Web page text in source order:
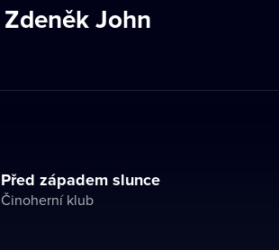
Zdeněk John
Před západem slunce
Činoherní klub